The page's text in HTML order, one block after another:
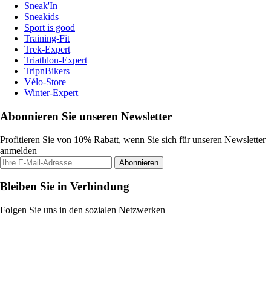
Sneak'In
Sneakids
Sport is good
Training-Fit
Trek-Expert
Triathlon-Expert
TripnBikers
Vélo-Store
Winter-Expert
Abonnieren Sie unseren Newsletter
Profitieren Sie von 10% Rabatt, wenn Sie sich für unseren Newsletter
anmelden
Abonnieren
Bleiben Sie in Verbindung
Folgen Sie uns in den sozialen Netzwerken